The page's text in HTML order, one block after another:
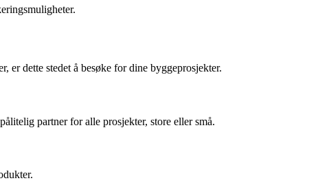
er dette stedet å besøke for dine byggeprosjekter.
partner for alle prosjekter, store eller små.